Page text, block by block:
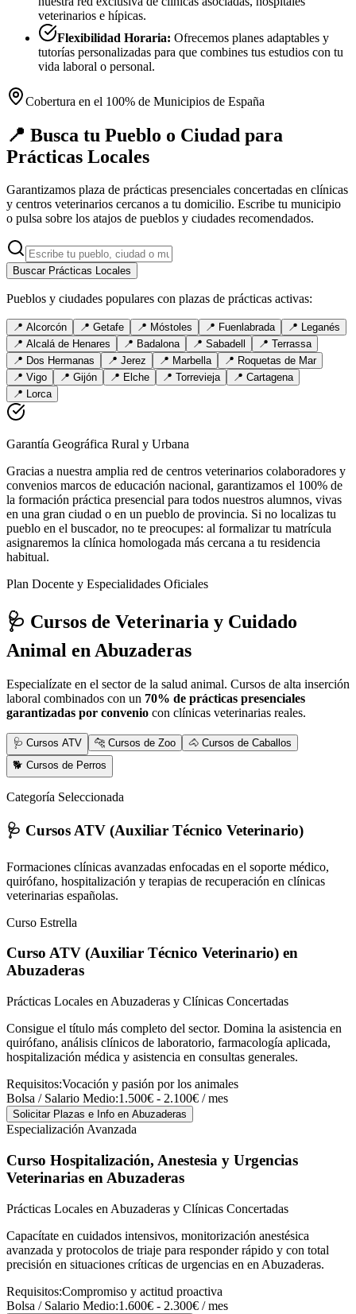
veterinarios e hípicas.
Flexibilidad Horaria: Ofrecemos planes adaptables y
tutorías personalizadas para que combines tus estudios con tu
vida laboral o personal.
Cobertura en el 100% de Municipios de España
📍 Busca tu Pueblo o Ciudad para
Prácticas Locales
Garantizamos plaza de prácticas presenciales concertadas en clínicas
y centros veterinarios cercanos a tu domicilio. Escribe tu municipio
o pulsa sobre los atajos de pueblos y ciudades recomendados.
Buscar Prácticas Locales
Pueblos y ciudades populares con plazas de prácticas activas:
📍 Alcorcón 📍 Getafe 📍 Móstoles 📍 Fuenlabrada 📍 Leganés
📍 Alcalá de Henares 📍 Badalona 📍 Sabadell 📍 Terrassa
📍 Dos Hermanas 📍 Jerez 📍 Marbella 📍 Roquetas de Mar
📍 Vigo 📍 Gijón 📍 Elche 📍 Torrevieja 📍 Cartagena
📍 Lorca
Garantía Geográfica Rural y Urbana
Gracias a nuestra amplia red de centros veterinarios colaboradores y
convenios marcos de educación nacional, garantizamos el 100% de
la formación práctica presencial para todos nuestros alumnos, vivas
en una gran ciudad o en un pueblo de provincia. Si no localizas tu
pueblo en el buscador, no te preocupes: al formalizar tu matrícula
asignaremos la clínica homologada más cercana a tu residencia
habitual.
Plan Docente y Especialidades Oficiales
🩺 Cursos de Veterinaria y Cuidado
Animal en Abuzaderas
Especialízate en el sector de la salud animal. Cursos de alta inserción
laboral combinados con un 70% de prácticas presenciales
garantizadas por convenio con clínicas veterinarias reales.
🩺 Cursos ATV 🐆 Cursos de Zoo
🐴 Cursos de Caballos
🐕 Cursos de Perros
Categoría Seleccionada
🩺 Cursos ATV (Auxiliar Técnico Veterinario)
Formaciones clínicas avanzadas enfocadas en el soporte médico,
quirófano, hospitalización y terapias de recuperación en clínicas
veterinarias españolas.
Curso Estrella
Curso ATV (Auxiliar Técnico Veterinario) en
Abuzaderas
Prácticas Locales en Abuzaderas y Clínicas Concertadas
Consigue el título más completo del sector. Domina la asistencia en
quirófano, análisis clínicos de laboratorio, farmacología aplicada,
hospitalización médica y asistencia en consultas generales.
Requisitos:Vocación y pasión por los animales
Bolsa / Salario Medio:1.500€ - 2.100€ / mes
Solicitar Plazas e Info en Abuzaderas
Especialización Avanzada
Curso Hospitalización, Anestesia y Urgencias
Veterinarias en Abuzaderas
Prácticas Locales en Abuzaderas y Clínicas Concertadas
Capacítate en cuidados intensivos, monitorización anestésica
avanzada y protocolos de triaje para responder rápido y con total
precisión en situaciones críticas de urgencias en en Abuzaderas.
Requisitos:Compromiso y actitud proactiva
Bolsa / Salario Medio:1.600€ - 2.300€ / mes